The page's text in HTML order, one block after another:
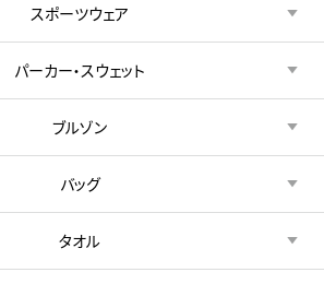
スポーツウェア
パーカー・スウェット
ブルゾン
バッグ
タオル